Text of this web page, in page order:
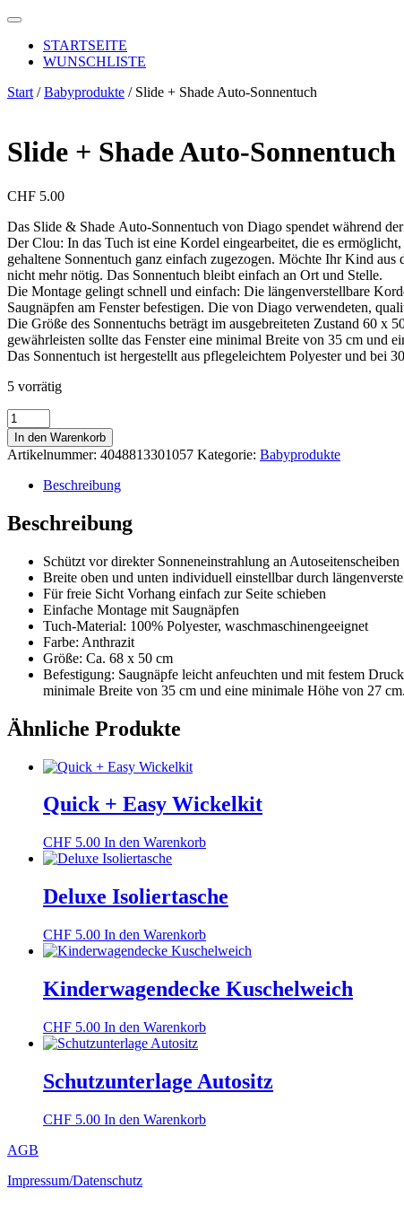
Skip
contentSTARTSEITE
WUNSCHLISTE
Start /Babyprodukte / Slide + Shade Auto-Sonnentuch
Slide + Shade Auto-Sonnentuch
CHF 5.00
Das Slide & Shade Auto-Sonnentuch von Diago spendet während
Der Clou: In das Tuch ist eine Kordel eingearbeitet, die es
gehaltene Sonnentuch ganz einfach zugezogen. Möchte Ihr Kind
nicht mehr nötig. Das Sonnentuch bleibt einfach an Ort und Stelle.
Die Montage gelingt schnell und einfach: Die längenverstellbare
Saugnäpfen am Fenster befestigen. Die von Diago verwendeten,
Die Größe des Sonnentuchs beträgt im ausgebreiteten Zustand 60 x
gewährleisten sollte das Fenster eine minimal Breite von 35 cm und
Das Sonnentuch ist hergestellt aus pflegeleichtem Polyester und bei
5 vorrätig
Slide
+
Shade
Auto-
Sonnentuch
Menge
In den Warenkorb
Artikelnummer: 4048813301057 Kategorie: Babyprodukte
Beschreibung
Beschreibung
Schützt vor direkter Sonneneinstrahlung an Autoseitenscheiben
Breite oben und unten individuell einstellbar durch
Für freie Sicht Vorhang einfach zur Seite schieben
Einfache Montage mit Saugnäpfen
Tuch-Material: 100% Polyester, waschmaschinengeeignet
Farbe: Anthrazit
Größe: Ca. 68 x 50 cm
Befestigung: Saugnäpfe leicht anfeuchten und mit festem
minimale Breite von 35 cm und eine minimale Höhe von 27 cm.
Ähnliche Produkte
Quick + Easy Wickelkit
CHF 5.00 In den Warenkorb
Deluxe Isoliertasche
CHF 5.00 In den Warenkorb
Kinderwagendecke Kuschelweich
CHF 5.00 In den Warenkorb
Schutzunterlage Autositz
CHF 5.00 In den Warenkorb
AGB
Impressum/Datenschutz